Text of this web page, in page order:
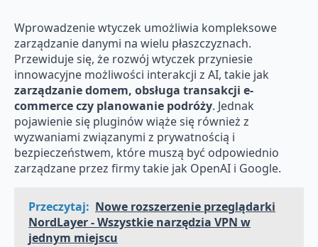
Wprowadzenie wtyczek umożliwia kompleksowe
zarządzanie danymi na wielu płaszczyznach.
Przewiduje się, że rozwój wtyczek przyniesie
innowacyjne możliwości interakcji z AI, takie jak
zarządzanie domem, obsługa transakcji e-
commerce czy planowanie podróży. Jednak
pojawienie się pluginów wiąże się również z
wyzwaniami związanymi z prywatnością i
bezpieczeństwem, które muszą być odpowiednio
zarządzane przez firmy takie jak OpenAI i Google.
Przeczytaj: Nowe rozszerzenie przeglądarki
NordLayer - Wszystkie narzędzia VPN w
jednym miejscu